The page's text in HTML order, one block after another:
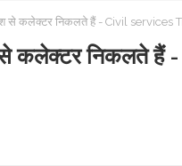
से कलेक्टर निकलते हैं - Civil services
से कलेक्टर निकलते